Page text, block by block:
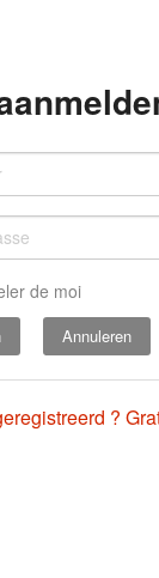
de moi
Annuleren
?